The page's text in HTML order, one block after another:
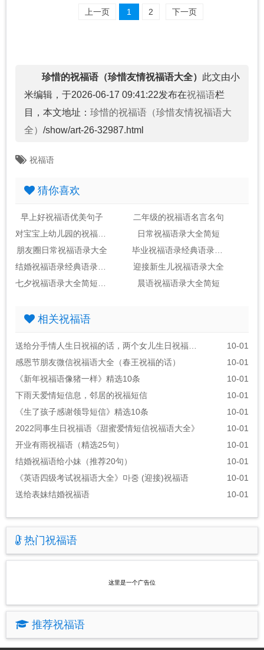
上一页 1 2 下一页
珍惜的祝福语（珍惜友情祝福语大全） 此文由小
米编辑，于2026-06-17 09:41:22发布在祝福语栏
目，本文地址： 珍惜的祝福语（珍惜友情祝福语大
全） /show/art-26-32987.html
祝福语
猜你喜欢
早上好祝福语优美句子
二年级的祝福语名言名句
日常祝福语录大全简短
朋友圈日常祝福语录大全
迎接新生儿祝福语录大全
晨语祝福语录大全简短
相关祝福语
10-01
感恩节朋友微信祝福语大全（春王祝福的话）
10-01
《新年祝福语像猪一样》精选10条
10-01
下雨天爱情短信息，邻居的祝福短信
10-01
《生了孩子感谢领导短信》精选10条
10-01
2022同事生日祝福语《甜蜜爱情短信祝福语大全》
10-01
开业有雨祝福语（精选25句）
10-01
结婚祝福语给小妹（推荐20句）
10-01
《英语四级考试祝福语大全》마중 (迎接)祝福语
10-01
送给表妹结婚祝福语
10-01
热门祝福语
这里是一个广告位
推荐祝福语